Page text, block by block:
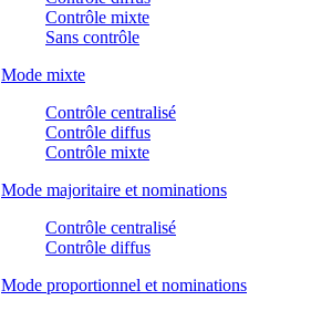
Contrôle mixte
Sans contrôle
Mode mixte
Contrôle centralisé
Contrôle diffus
Contrôle mixte
Mode majoritaire et nominations
Contrôle centralisé
Contrôle diffus
Mode proportionnel et nominations